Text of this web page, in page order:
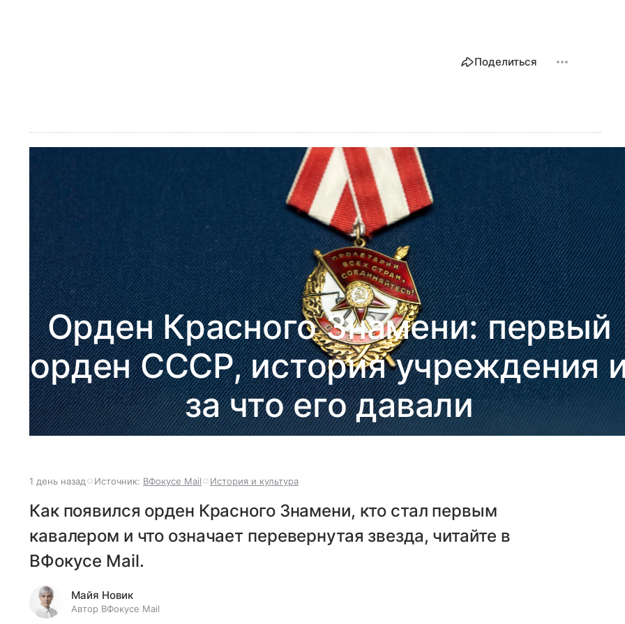
Поделиться
Орден Красного Знамени: первый
орден СССР, история учреждения
за что его давали
1 день назад Источник: ВФокусе Mail История и культура
Как появился орден Красного Знамени, кто стал первым
кавалером и что означает перевернутая звезда, читайте в
ВФокусе Mail.
Майя Новик
Автор ВФокусе Mail